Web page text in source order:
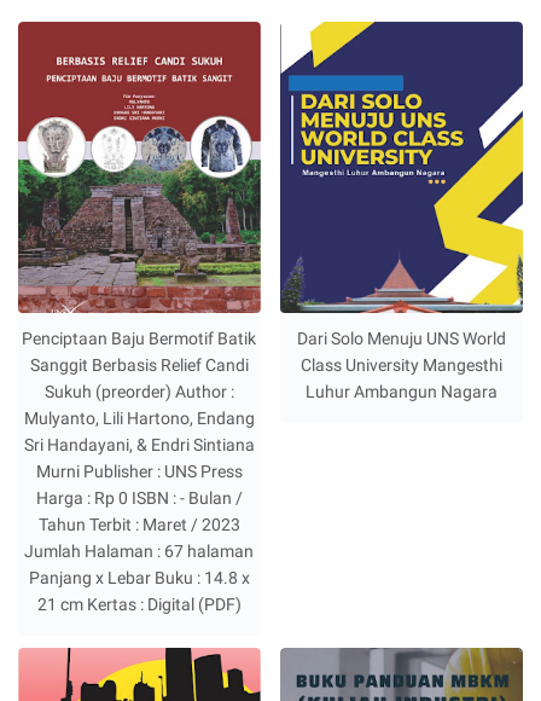
Penciptaan Baju Bermotif Batik
Sanggit Berbasis Relief Candi
Sukuh (preorder) Author :
Mulyanto, Lili Hartono, Endang
Sri Handayani, & Endri Sintiana
Murni Publisher : UNS Press
Harga : Rp 0 ISBN : - Bulan /
Tahun Terbit : Maret / 2023
Jumlah Halaman : 67 halaman
Panjang x Lebar Buku : 14.8 x
21 cm Kertas : Digital (PDF)
Dari Solo Menuju UNS World
Class University Mangesthi
Luhur Ambangun Nagara